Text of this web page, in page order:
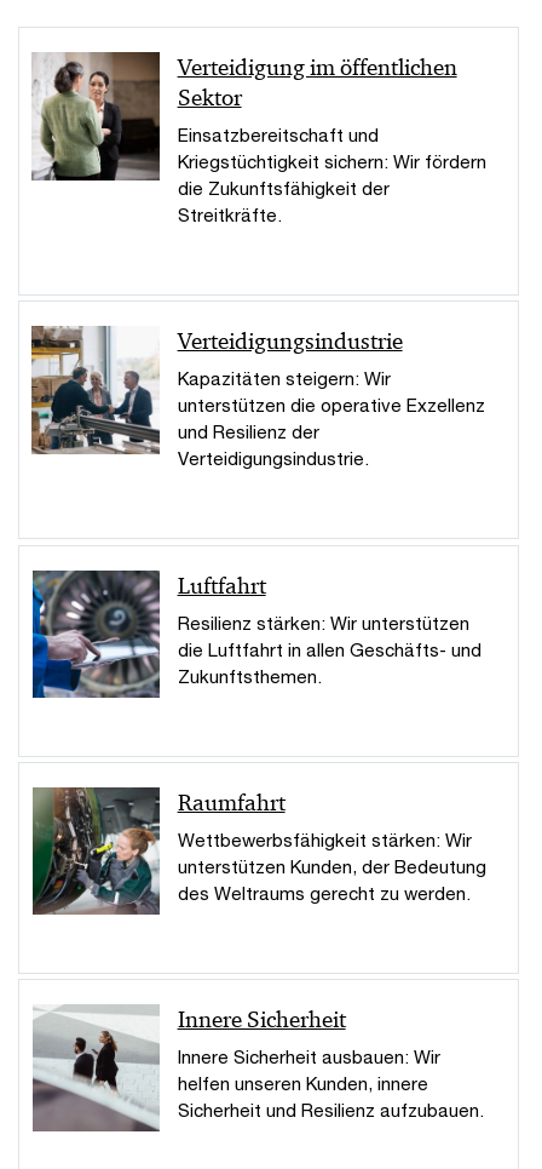
Verteidigung im öffentlichen
Sektor
Einsatzbereitschaft und
Kriegstüchtigkeit sichern: Wir fördern
die Zukunftsfähigkeit der
Streitkräfte.
Verteidigungsindustrie
Kapazitäten steigern: Wir
unterstützen die operative Exzellenz
und Resilienz der
Verteidigungsindustrie.
Luftfahrt
Resilienz stärken: Wir unterstützen
die Luftfahrt in allen Geschäfts- und
Zukunftsthemen.
Raumfahrt
Wettbewerbsfähigkeit stärken: Wir
unterstützen Kunden, der Bedeutung
des Weltraums gerecht zu werden.
Innere Sicherheit
Innere Sicherheit ausbauen: Wir
helfen unseren Kunden, innere
Sicherheit und Resilienz aufzubauen.